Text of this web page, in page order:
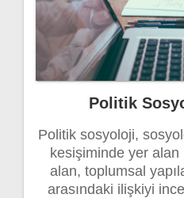
Politik
Politik sosyoloji,
kesişiminde yer
alan, toplumsal
arasındaki ilişkiyi